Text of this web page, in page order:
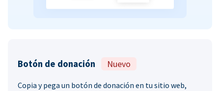
Botón de donación Nuevo
Copia y pega un botón de donación en tu sitio web,